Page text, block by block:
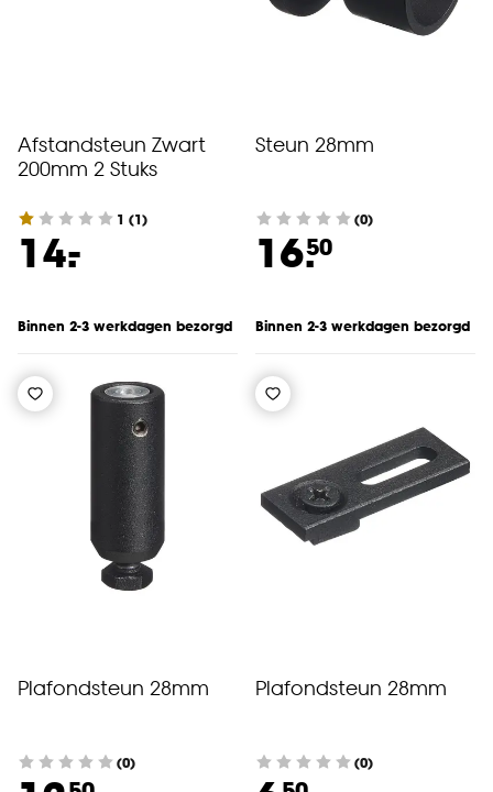
Afstandsteun Zwart
200mm 2 Stuks
1 (1)
14.
-
Binnen 2-3 werkdagen bezorgd
Steun 28mm
(0)
16.50
Binnen 2-3 werkdagen bezorgd
Plafondsteun 28mm
(0)
Plafondsteun 28mm
(0)